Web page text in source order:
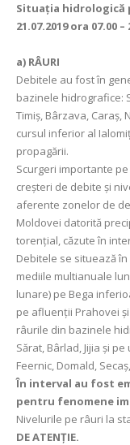
Situaţia hidrologică
21.07.2019 ora 07.00
a) RÂURI
Debitele au fost în
bazinele hidrografice:
Timiș, Bârzava, Caraș,
cursul inferior al
propagării.
Scurgeri importante
creşteri de debite şi
aferente zonelor de
Moldovei datorită
torenţial, căzute în
Debitele se situează
mediile multianuale
lunare) pe Bega
pe afluenţii Prahovei
râurile din bazinele
Sărat, Bârlad, Jijia şi
Feernic, Domald,
În interval au fost
pentru fenomene
Nivelurile pe râuri la
DE ATENȚIE.